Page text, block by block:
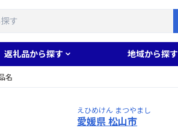
返礼品から探す 地域から探す
名
えひめけん まつやまし
愛媛県 松山市